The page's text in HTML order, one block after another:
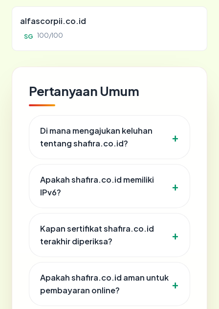
alfascorpii.co.id
SG 100/100
Pertanyaan Umum
Di mana mengajukan keluhan
tentang shafira.co.id?
Apakah shafira.co.id memiliki
IPv6?
Kapan sertifikat shafira.co.id
terakhir diperiksa?
Apakah shafira.co.id aman untuk
pembayaran online?